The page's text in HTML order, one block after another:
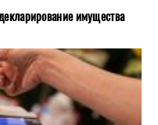
имущества